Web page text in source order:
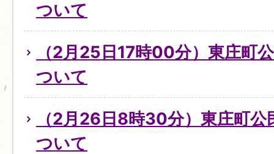
ついて
（2月25日17時00分）東庄町
ついて
（2月26日8時30分）東庄町
ついて